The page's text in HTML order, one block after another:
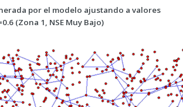
por el modelo ajustando a valores
(Zona 1, NSE Muy Bajo)